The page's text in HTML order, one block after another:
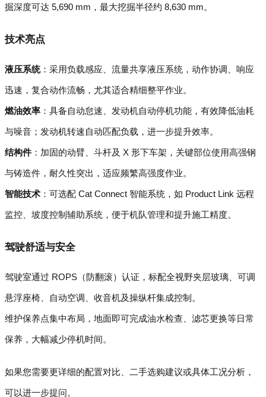
掘深度可达 5,690 mm，最大挖掘半径约 8,630 mm。
技术亮点
液压系统：采用负载感应、流量共享液压系统，动作协调、响应
迅速，复合动作流畅，尤其适合精细整平作业。
燃油效率 ：具备自动怠速、发动机自动停机功能，有效降低油耗
与噪音；发动机转速自动匹配负载，进一步提升效率。
结构件：加固的动臂、斗杆及 X 形下车架，关键部位使用高强钢
与铸造件，耐久性突出，适应频繁高强度作业。
智能技术 ：可选配 Cat Connect 智能系统，如 Product Link 远程
监控、坡度控制辅助系统，便于机队管理和提升施工精度。
驾驶舒适与安全
驾驶室通过 ROPS（防翻滚）认证，标配全视野夹层玻璃、可调
悬浮座椅、自动空调、收音机及操纵杆集成控制。
维护保养点集中布局，地面即可完成油水检查、滤芯更换等日常
保养，大幅减少停机时间。
如果您需要更详细的配置对比、二手选购建议或具体工况分析，
可以进一步提问。